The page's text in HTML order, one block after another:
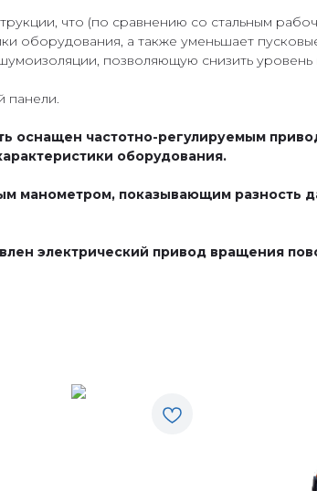
что (по сравнению со стальным
оборудования, а также уменьшает
позволяющую снизить
панели.
оснащен частотно-регулируемым
оборудования.
манометром, показывающим разность
электрический привод вращения